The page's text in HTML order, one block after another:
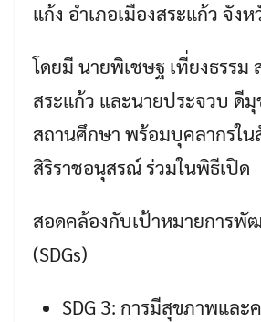
แก้ง อำเภอเมืองสระแก้ว จัง
โดยมี นายพิเชษฐ เที่ยงธรรม
สระแก้ว และนายประจวบ ดี
สถานศึกษา พร้อมบุคลากรใน
สิริราชอนุสรณ์ ร่วมในพิธีเปิด
สอดคล้องกับเป้าหมายการพั
(SDGs)
SDG 3: การมีสุขภาพและ